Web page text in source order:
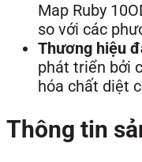
Map Ruby
so với các
Thương hiệu
phát triển bởi
hóa chất diệt
Thông tin